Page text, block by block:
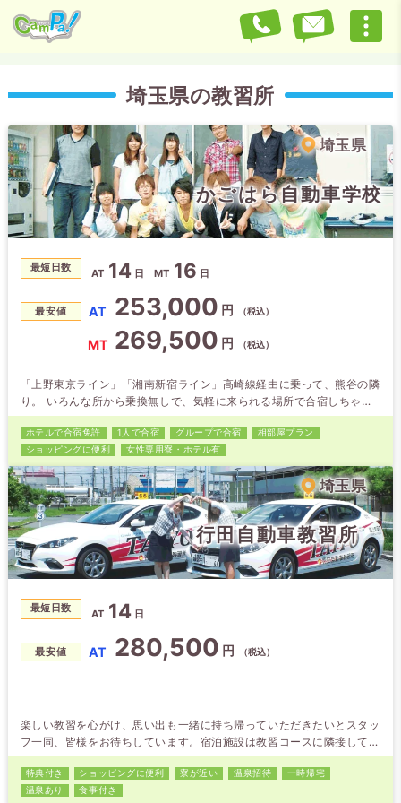
埼玉県の教習所
埼玉県
かごはら自動車学校
最短日数 AT 14 日 MT 16 日
最安値 AT 253,000 円 （税込）
MT 269,500 円 （税込）
「上野東京ライン」「湘南新宿ライン」高崎線経由に乗って、熊谷の隣
り。 いろんな所から乗換無しで、気軽に来られる場所で合宿しちゃお
う！近隣には意外と店舗も充実。 学校の目と鼻の先に、スーパー、ド
ラッグストア、ファッションモールや飲食店、アミューズメントパーク
「GiGO」も。時間の使い方の幅もいろいろ広がるかも。関東近県から
の近場で快適な合宿免許はいかが？ 【合宿担当・指導員がらのアピー
ル】 当校は合…
ホテルで合宿免許 1人で合宿 グループで合宿
相部屋プラン
ショッピングに便利 女性専用寮・ホテル有
埼玉県
行田自動車教習所
最短日数 AT 14 日
最安値 AT 280,500 円 （税込）
楽しい教習を心がけ、思い出も一緒に持ち帰っていただきたいとスタッ
フ一同、皆様をお待ちしています。宿泊施設は教習コースに隣接してお
り、空いた時間に部屋へ戻ることも可能です。男女どちらも24時間の
警備体制でセキュリティーも安心！近隣にはコンビニ、スーパー、ファ
ミレス、ファストフード、ドン・キホーテ、100円ショップなどがあ
特典付き ショッピングに便利 寮が近い 温泉招待
一時帰宅
温泉あり
食事付き